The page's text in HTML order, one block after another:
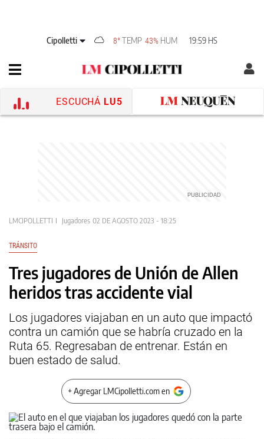
Cipolletti 8° TEMP 43% HUM 19:59 HS
ESCUCHÁ LU5
LMCIPOLLETTI Jugadores 02 DE AGOSTO 2023 - 18:25
TRÁNSITO
Tres jugadores de Unión de Allen
heridos tras accidente vial
Los jugadores viajaban en un auto que impactó
contra un camión que se habría cruzado en la
Ruta 65. Regresaban de entrenar. Están en
buen estado de salud.
+ Agregar LMCipolletti.com en